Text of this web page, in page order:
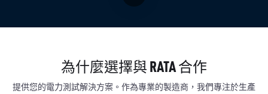
為什麼選擇與 RATA 合作
提供您的電力測試解決方案。作為專業的製造商，我們專注於生產